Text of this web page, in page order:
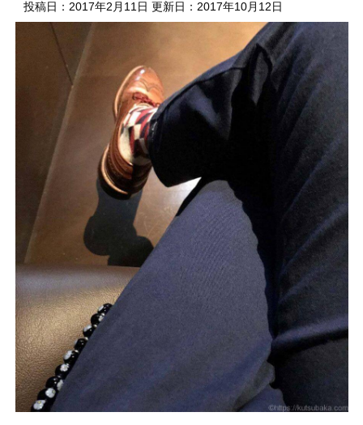
投稿日：2017年2月11日 更新日： 2017年10月12日